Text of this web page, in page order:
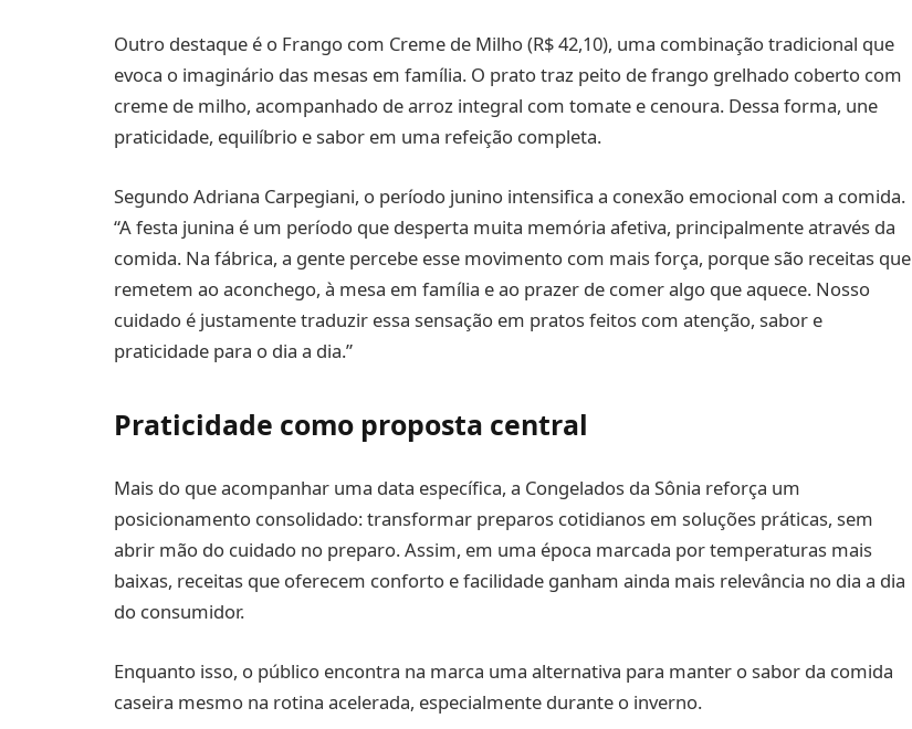
Outro destaque é o Frango com Creme de Milho (R$ 42,10), uma combinação tradicional que
evoca o imaginário das mesas em família. O prato traz peito de frango grelhado coberto com
creme de milho, acompanhado de arroz integral com tomate e cenoura. Dessa forma, une
praticidade, equilíbrio e sabor em uma refeição completa.
Segundo Adriana Carpegiani, o período junino intensifica a conexão emocional com a comida.
“A festa junina é um período que desperta muita memória afetiva, principalmente através da
comida. Na fábrica, a gente percebe esse movimento com mais força, porque são receitas que
remetem ao aconchego, à mesa em família e ao prazer de comer algo que aquece. Nosso
cuidado é justamente traduzir essa sensação em pratos feitos com atenção, sabor e
praticidade para o dia a dia.”
Praticidade como proposta central
Mais do que acompanhar uma data específica, a Congelados da Sônia reforça um
posicionamento consolidado: transformar preparos cotidianos em soluções práticas, sem
abrir mão do cuidado no preparo. Assim, em uma época marcada por temperaturas mais
baixas, receitas que oferecem conforto e facilidade ganham ainda mais relevância no dia a dia
do consumidor.
Enquanto isso, o público encontra na marca uma alternativa para manter o sabor da comida
caseira mesmo na rotina acelerada, especialmente durante o inverno.